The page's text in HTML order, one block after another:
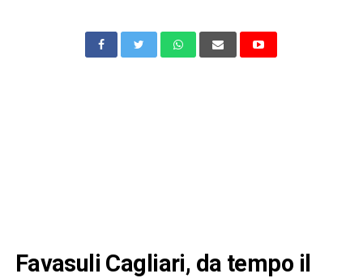
Favasuli Cagliari, da tempo il